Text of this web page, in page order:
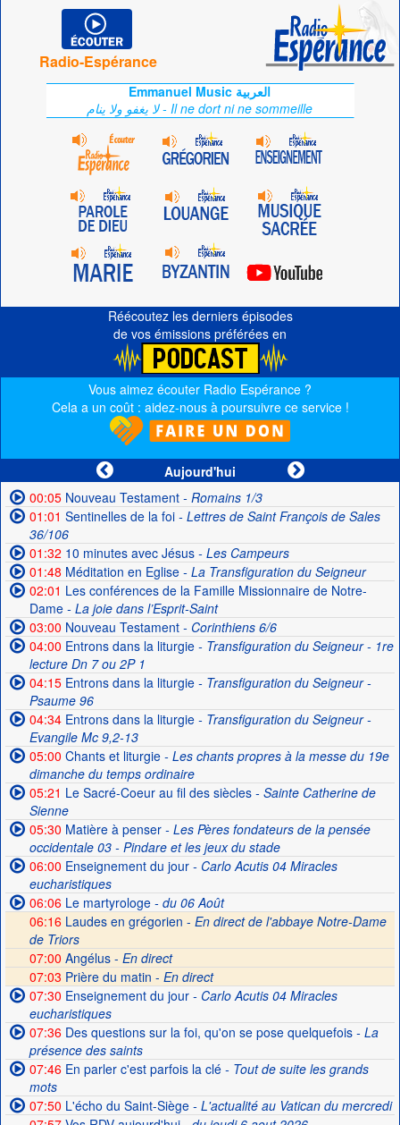
Radio-Espérance
Emmanuel Music العربية
لا يغفو ولا ينام - Il ne dort ni ne sommeille
Réécoutez les derniers épisodes
de vos émissions préférées en
Vous aimez écouter Radio Espérance ?
Cela a un coût : aidez-nous à poursuivre ce service !
Aujourd'hui
00:05Nouveau Testament- Romains 1/3
01:01 Sentinelles de la foi- Lettres de Saint François de Sales
36/106
01:32 10 minutes avec Jésus- Les Campeurs
01:48 Méditation en Eglise- La Transfiguration du Seigneur
02:01 Les conférences de la Famille Missionnaire de Notre-
Dame- La joie dans l’Esprit-Saint
03:00 Nouveau Testament- Corinthiens 6/6
04:00 Entrons dans la liturgie- Transfiguration du Seigneur - 1re
lecture Dn 7 ou 2P 1
04:15Entrons dans la liturgie- Transfiguration du Seigneur -
Psaume 96
04:34Entrons dans la liturgie- Transfiguration du Seigneur -
Evangile Mc 9,2-13
05:00 Chants et liturgie- Les chants propres à la messe du 19e
dimanche du temps ordinaire
05:21 Le Sacré-Coeur au fil des siècles- Sainte Catherine de
Sienne
05:30 Matière à penser- Les Pères fondateurs de la pensée
occidentale 03 - Pindare et les jeux du stade
06:00 Enseignement du jour- Carlo Acutis 04 Miracles
eucharistiques
06:06Le martyrologe- du 06 Août
06:16 Laudes en grégorien - En direct de l'abbaye Notre-Dame
de Triors
07:00 Angélus - En direct
07:03 Prière du matin - En direct
07:30 Enseignement du jour- Carlo Acutis 04 Miracles
eucharistiques
07:36Des questions sur la foi, qu'on se pose quelquefois- La
présence des saints
07:46En parler c'est parfois la clé- Tout de suite les grands
mots
07:50 L'écho du Saint-Siège- L'actualité au Vatican du mercredi